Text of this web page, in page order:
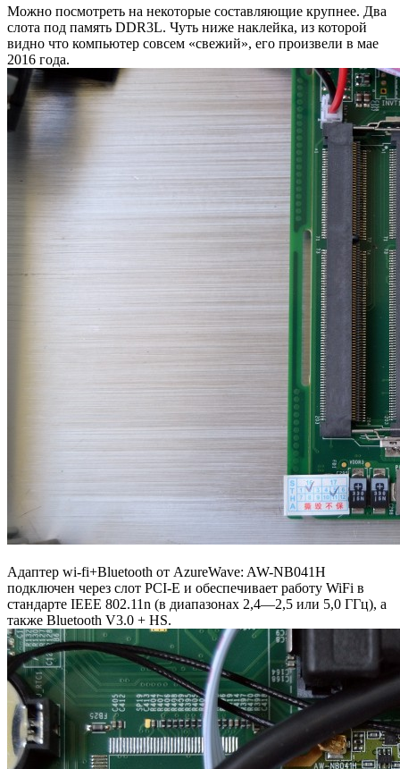
Можно посмотреть на некоторые составляющие крупнее. Два
слота под память DDR3L. Чуть ниже наклейка, из которой
видно что компьютер совсем «свежий», его произвели в мае
2016 года.
Адаптер wi-fi+Bluetooth от AzureWave: AW-NB041H
подключен через слот PCI-E и обеспечивает работу WiFi в
стандарте IEEE 802.11n (в диапазонах 2,4—2,5 или 5,0 ГГц), а
также Bluetooth V3.0 + HS.